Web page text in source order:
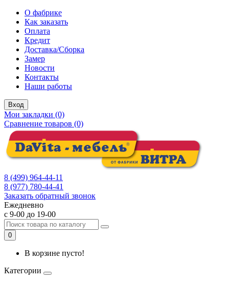
О фабрике
Как заказать
Оплата
Кредит
Доставка/Сборка
Замер
Новости
Контакты
Наши работы
Вход
Мои закладки (0)
Сравнение товаров (0)
8 (499) 964-44-11
8 (977) 780-44-41
Заказать обратный звонок
Ежедневно
с 9-00 до 19-00
0
В корзине пусто!
Категории